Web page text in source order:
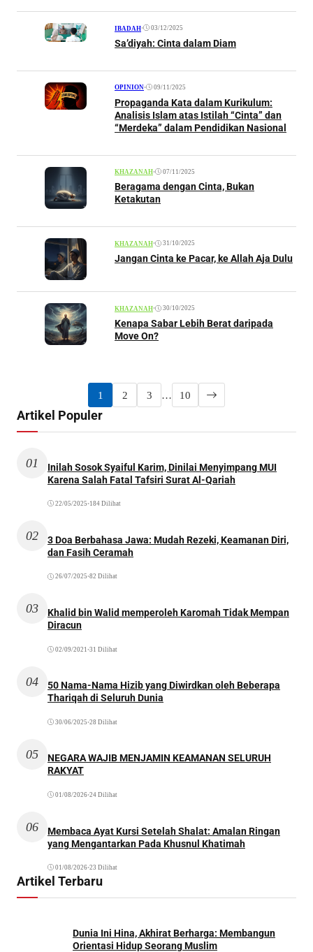
IBADAH• 03/12/2025
Sa’diyah: Cinta dalam Diam
OPINION• 09/11/2025
Propaganda Kata dalam Kurikulum:
Analisis Islam atas Istilah “Cinta” dan
“Merdeka” dalam Pendidikan Nasional
KHAZANAH• 07/11/2025
Beragama dengan Cinta, Bukan
Ketakutan
KHAZANAH• 31/10/2025
Jangan Cinta ke Pacar, ke Allah Aja Dulu
KHAZANAH• 30/10/2025
Kenapa Sabar Lebih Berat daripada
Move On?
1 2 3 … 10
Artikel Populer
01
Inilah Sosok Syaiful Karim, Dinilai Menyimpang MUI
Karena Salah Fatal Tafsiri Surat Al-Qariah
22/05/2025 •184 Dilihat
02
3 Doa Berbahasa Jawa: Mudah Rezeki, Keamanan Diri,
dan Fasih Ceramah
26/07/2025 •82 Dilihat
03
Khalid bin Walid memperoleh Karomah Tidak Mempan
Diracun
02/09/2021 •31 Dilihat
04
50 Nama-Nama Hizib yang Diwirdkan oleh Beberapa
Thariqah di Seluruh Dunia
30/06/2025 •28 Dilihat
05
NEGARA WAJIB MENJAMIN KEAMANAN SELURUH
RAKYAT
01/08/2026•24 Dilihat
06
Membaca Ayat Kursi Setelah Shalat: Amalan Ringan
yang Mengantarkan Pada Khusnul Khatimah
01/08/2026•23 Dilihat
Artikel Terbaru
Dunia Ini Hina, Akhirat Berharga: Membangun
Orientasi Hidup Seorang Muslim